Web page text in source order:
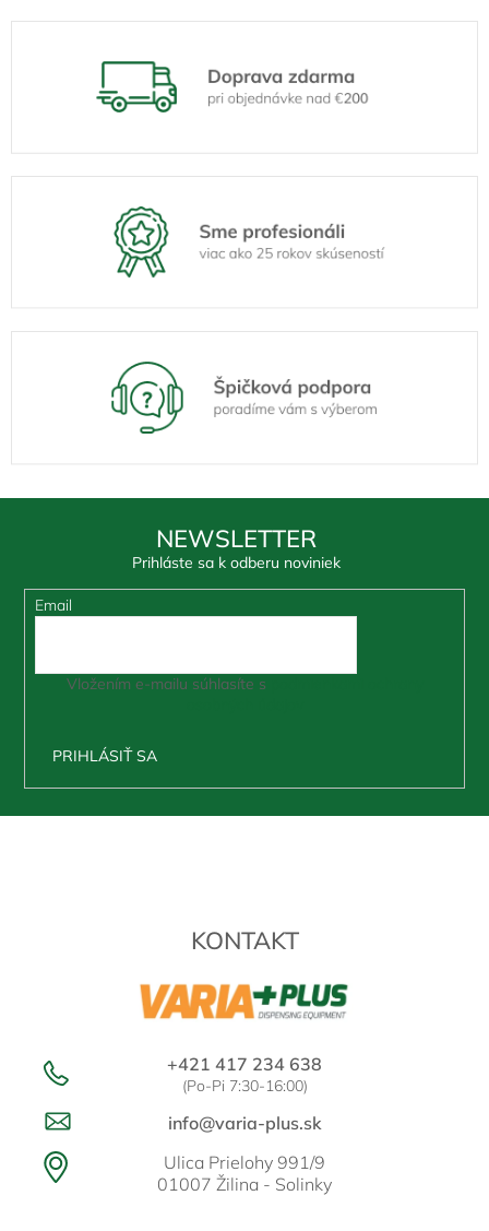
NEWSLETTER
Prihláste sa k odberu noviniek
Email
Vložením e-mailu súhlasíte s
PRIHLÁSIŤ SA
KONTAKT
+421 417 234 638
(Po-Pi 7:30-16:00)
info@varia-plus.sk
Ulica Prielohy 991/9
01007 Žilina - Solinky